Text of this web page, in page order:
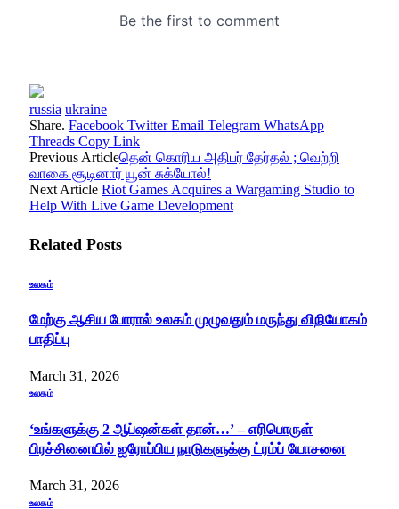
russia ukraine
Share. Facebook Twitter Email Telegram WhatsApp
Threads Copy Link
Previous Articleதென் கொரிய அதிபர் தேர்தல் ; வெற்றி
வாகை சூடினார் யூன் சுக்யோல்!
Next Article Riot Games Acquires a Wargaming Studio to
Help With Live Game Development
Related Posts
உலகம்
மேற்கு ஆசிய போரால் உலகம் முழுவதும் மருந்து விநியோகம்
பாதிப்பு
March 31, 2026
உலகம்
‘உங்களுக்கு 2 ஆப்ஷன்கள் தான்…’ – எரிபொருள்
பிரச்சினையில் ஐரோப்பிய நாடுகளுக்கு ட்ரம்ப் யோசனை
March 31, 2026
உலகம்